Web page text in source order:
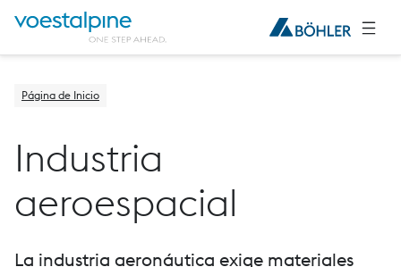
Página de Inicio
Industria
aeroespacial
La industria aeronáutica exige materiales